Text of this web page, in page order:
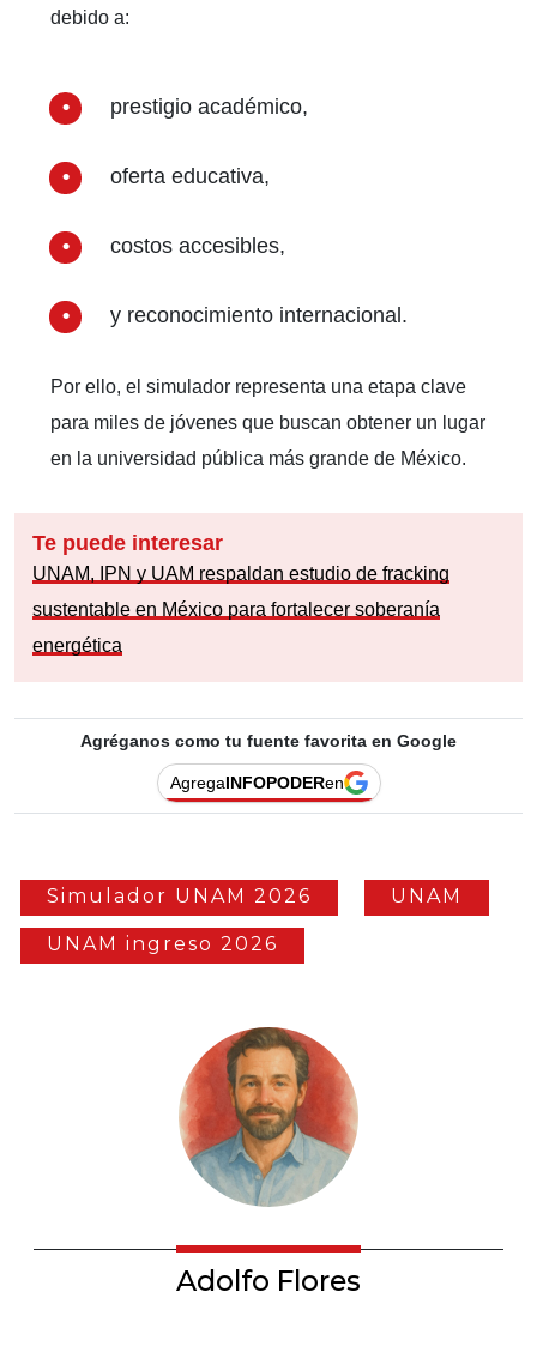
debido a:
prestigio académico,
oferta educativa,
costos accesibles,
y reconocimiento internacional.
Por ello, el simulador representa una etapa clave
para miles de jóvenes que buscan obtener un lugar
en la universidad pública más grande de México.
Te puede interesar
UNAM, IPN y UAM respaldan estudio de fracking
sustentable en México para fortalecer soberanía
energética
Agréganos como tu fuente favorita en Google
AgregaINFOPODERen
Simulador UNAM 2026 UNAM
UNAM ingreso 2026
Adolfo Flores